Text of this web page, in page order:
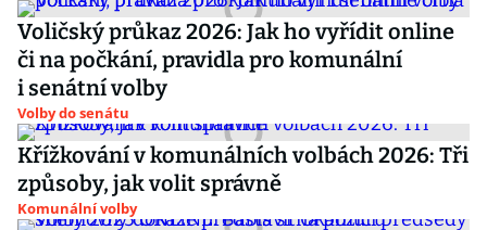
Voličský průkaz 2026: Jak ho vyřídit online
či na počkání, pravidla pro komunální
i senátní volby
Volby do senátu
Křížkování v komunálních volbách 2026: Tři
způsoby, jak volit správně
Komunální volby